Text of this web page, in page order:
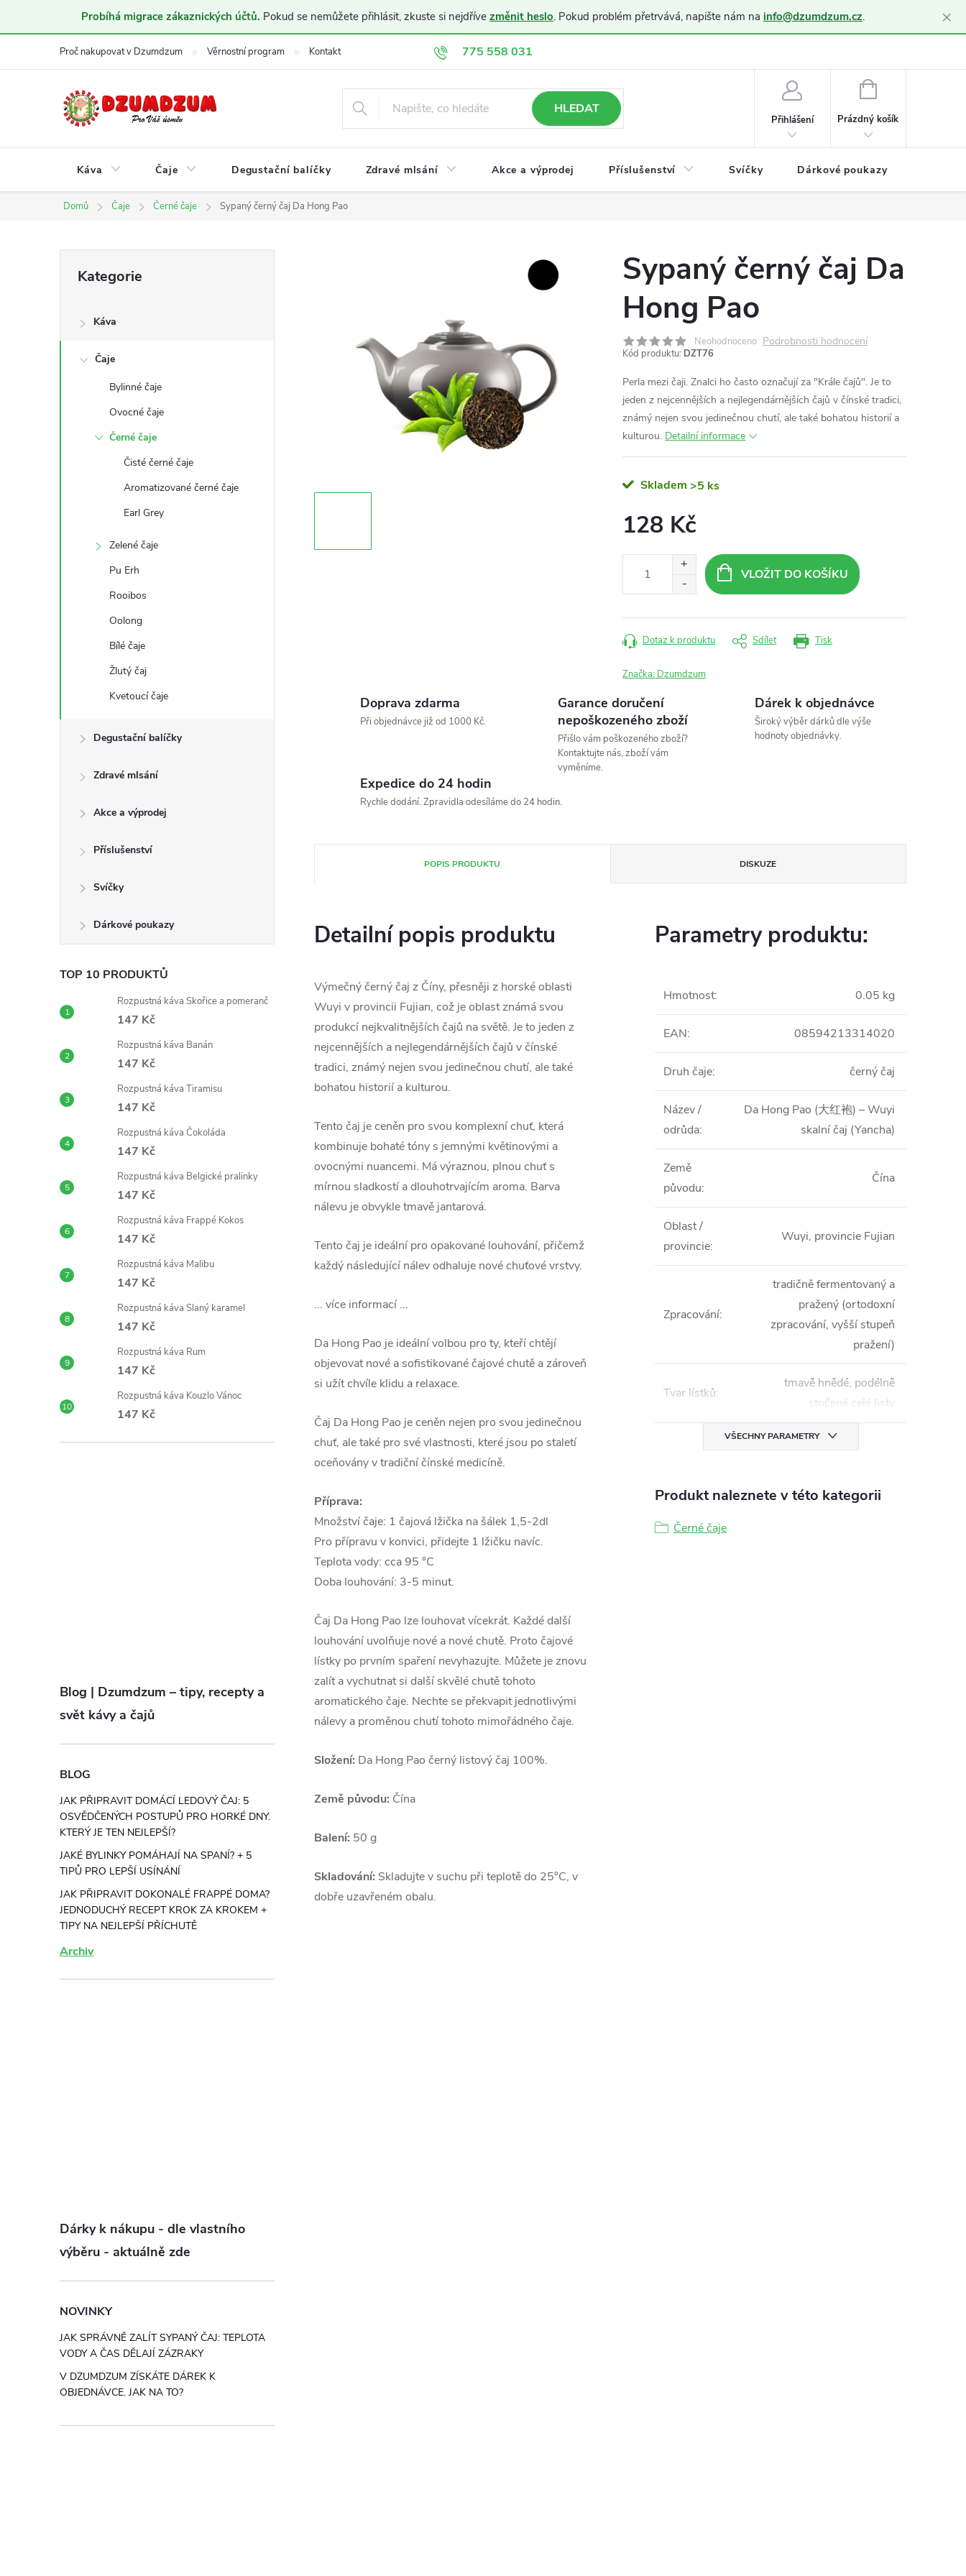
Probíhá migrace zákaznických účtů. Pokud se nemůžete přihlásit, zkuste si nejdříve změnit heslo. Pokud problém přetrvává, napište nám na info@dzumdzum.cz. ×
775 558 031
Proč nakupovat v Dzumdzum Věrnostní program Kontakt Doprava a platba Obchodní podmínky
HLEDAT
Přihlášení
NÁKUPNÍ
Prázdný košík
Káva Čaje Degustační balíčky Zdravé mlsání Akce a výprodej Příslušenství Svíčky Dárkové poukazy
Domů Čaje Černé čaje Sypaný černý čaj Da Hong Pao
s
kategorie
Kategorie
Káva
Čaje
Bylinné čaje
Ovocné čaje
Černé čaje
Čisté černé čaje
Aromatizované černé čaje
Earl Grey
Zelené čaje
Pu Erh
Rooibos
Oolong
Bílé čaje
Žlutý čaj
Kvetoucí čaje
Degustační balíčky
Zdravé mlsání
Akce a výprodej
Příslušenství
Svíčky
Dárkové poukazy
TOP 10 PRODUKTŮ
Rozpustná káva Skořice a pomeranč
147 Kč
Rozpustná káva Banán
147 Kč
Rozpustná káva Tiramisu
147 Kč
Rozpustná káva Čokoláda
147 Kč
Rozpustná káva Belgické pralinky
147 Kč
Rozpustná káva Frappé Kokos
147 Kč
Rozpustná káva Malibu
147 Kč
Rozpustná káva Slaný karamel
147 Kč
Rozpustná káva Rum
147 Kč
Rozpustná káva Kouzlo Vánoc
147 Kč
Blog | Dzumdzum – tipy, recepty a
svět kávy a čajů
BLOG
JAK PŘIPRAVIT DOMÁCÍ LEDOVÝ ČAJ: 5
OSVĚDČENÝCH POSTUPŮ PRO HORKÉ DNY.
KTERÝ JE TEN NEJLEPŠÍ?
JAKÉ BYLINKY POMÁHAJÍ NA SPANÍ? + 5
TIPŮ PRO LEPŠÍ USÍNÁNÍ
JAK PŘIPRAVIT DOKONALÉ FRAPPÉ DOMA?
JEDNODUCHÝ RECEPT KROK ZA KROKEM +
TIPY NA NEJLEPŠÍ PŘÍCHUTĚ
Archiv
Dárky k nákupu - dle vlastního
výběru - aktuálně zde
NOVINKY
JAK SPRÁVNĚ ZALÍT SYPANÝ ČAJ: TEPLOTA
VODY A ČAS DĚLAJÍ ZÁZRAKY
V DZUMDZUM ZÍSKÁTE DÁREK K
OBJEDNÁVCE. JAK NA TO?
Sypaný černý čaj Da
Hong Pao
Neohodnoceno Podrobnosti hodnocení
Kód produktu: DZT76
Perla mezi čaji. Znalci ho často označují za "Krále čajů". Je to
jeden z nejcennějších a nejlegendárnějších čajů v čínské tradici,
známý nejen svou jedinečnou chutí, ale také bohatou historií a
kulturou. Detailní informace
Skladem >5 ks
128 Kč
VLOŽIT DO KOŠÍKU
Tisk
Dotaz k produktu Sdílet
Značka: Dzumdzum
Doprava zdarma
Při objednávce již od 1000 Kč.
Garance doručení
nepoškozeného zboží
Přišlo vám poškozeného zboží?
Kontaktujte nás, zboží vám
vyměníme.
Dárek k objednávce
Široký výběr dárků dle výše
hodnoty objednávky.
Expedice do 24 hodin
Rychle dodání. Zpravidla odesíláme do 24 hodin.
POPIS PRODUKTU DISKUZE
Detailní popis produktu
Výmečný černý čaj z Číny, přesněji z horské oblasti
Wuyi v provincii Fujian, což je oblast známá svou
produkcí nejkvalitnějších čajů na světě. Je to jeden z
nejcennějších a nejlegendárnějších čajů v čínské
tradici, známý nejen svou jedinečnou chutí, ale také
bohatou historií a kulturou.
Tento čaj je ceněn pro svou komplexní chuť, která
kombinuje bohaté tóny s jemnými květinovými a
ovocnými nuancemi. Má výraznou, plnou chuť s
mírnou sladkostí a dlouhotrvajícím aroma. Barva
nálevu je obvykle tmavě jantarová.
Tento čaj je ideální pro opakované louhování, přičemž
každý následující nálev odhaluje nové chuťové vrstvy.
... více informací ...
Da Hong Pao je ideální volbou pro ty, kteří chtějí
objevovat nové a sofistikované čajové chutě a zároveň
si užít chvíle klidu a relaxace.
Čaj Da Hong Pao je ceněn nejen pro svou jedinečnou
chuť, ale také pro své vlastnosti, které jsou po staletí
oceňovány v tradiční čínské medicíně.
Příprava:
Množství čaje: 1 čajová lžička na šálek 1,5-2dl
Pro přípravu v konvici, přidejte 1 lžičku navíc.
Teplota vody: cca 95 °C
Doba louhování: 3-5 minut.
Čaj Da Hong Pao lze louhovat vícekrát. Každé další
louhování uvolňuje nové a nové chutě. Proto čajové
lístky po prvním spaření nevyhazujte. Můžete je znovu
zalít a vychutnat si další skvělé chutě tohoto
aromatického čaje. Nechte se překvapit jednotlivými
nálevy a proměnou chutí tohoto mimořádného čaje.
Složení: Da Hong Pao černý listový čaj 100%.
Země původu: Čína
Balení: 50 g
Skladování: Skladujte v suchu při teplotě do 25°C, v
dobře uzavřeném obalu.
Parametry produktu:
Hmotnost: 0.05 kg
EAN: 08594213314020
Druh čaje: černý čaj
Název /
odrůda:
Da Hong Pao (大红袍) – Wuyi
skalní čaj (Yancha)
Země
původu:
Čína
Oblast /
provincie:
Wuyi, provincie Fujian
Zpracování:
tradičně fermentovaný a
pražený (ortodoxní
zpracování, vyšší stupeň
pražení)
Tvar lístků:
tmavě hnědé, podélně
stočené celé listy
VŠECHNY PARAMETRY
Produkt naleznete v této kategorii
Černé čaje